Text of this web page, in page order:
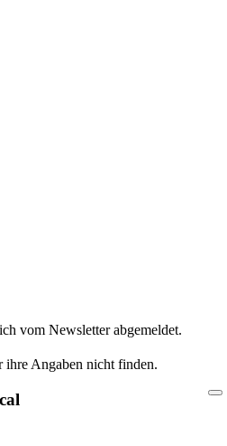
vom Newsletter abgemeldet.
Angaben nicht finden.